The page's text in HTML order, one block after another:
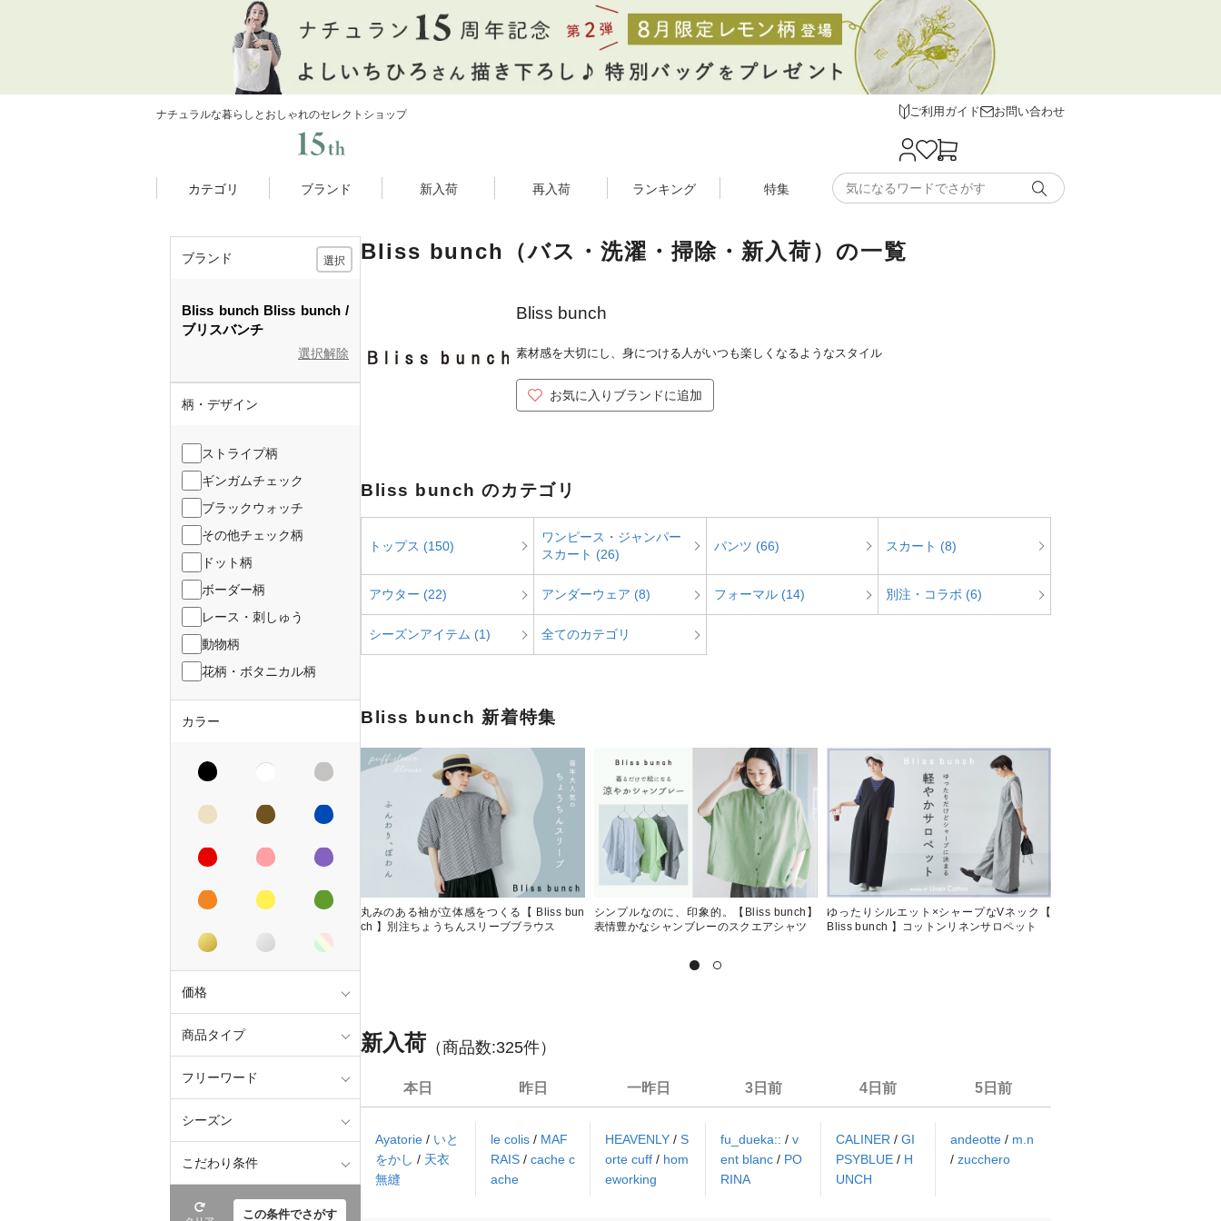
ナチュラルな暮らしとおしゃれのセレクトショップ ご利用ガイド お問い合わせ
カテゴリ ブランド 新入荷 再入荷 ランキング 特集
ブランド 選択
Bliss bunch Bliss bunch
ブリスバンチ
選択解除
柄・デザイン
ストライプ柄
ギンガムチェック
ブラックウォッチ
その他チェック柄
ドット柄
ボーダー柄
レース・刺しゅう
動物柄
花柄・ボタニカル柄
カラー
価格
商品タイプ
フリーワード
シーズン
こだわり条件
この条件でさがす
Bliss bunch（バス・洗濯・掃除・新入荷）の一覧
Bliss bunch
素材感を大切にし、身につける人がいつも楽しくなるようなスタイル
お気に入りブランドに追加
Bliss bunch のカテゴリ
トップス (150)
ワンピース・ジャンパー
スカート (26)
パンツ (66) スカート (8)
アウター (22) アンダーウェア (8) フォーマル (14) 別注・コラボ (6)
シーズンアイテム (1) 全てのカテゴリ
Bliss bunch 新着特集
丸みのある袖が立体感をつくる【 Bliss bun
ch 】別注ちょうちんスリーブブラウス
シンプルなのに、印象的。【Bliss bunch】
表情豊かなシャンブレーのスクエアシャツ
ゆったりシルエット×シャープなVネック【
Bliss bunch 】コットンリネンサロペット
新入荷 （商品数:325件）
本日
Ayatorie / いと
をかし / 天衣
無縫
昨日
le colis / MAF
RAIS / cache c
ache
一昨日
HEAVENLY/S
orte cuff/ hom
eworking
3日前
fu_dueka:: / v
ent blanc / PO
RINA
4日前
CALINER / GI
PSYBLUE / H
UNCH
5日前
andeotte/ m.n
/zucchero